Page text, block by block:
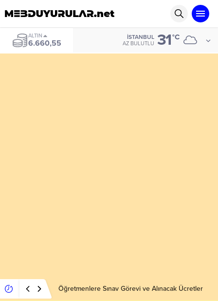
ALTIN
6.660,55
İSTANBUL
AZ BULUTLU 31°C
Öğretmenlere Sınav Görevi ve Alınacak Ücretler